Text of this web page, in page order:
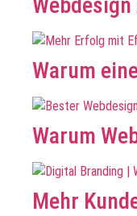
Warum
Warum
Mehr